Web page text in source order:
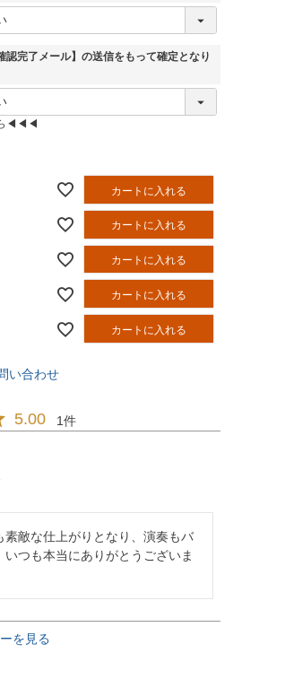
認完了メール】の送信をもって確定となり
◀◀◀
カートに入れる
カートに入れる
カートに入れる
カートに入れる
カートに入れる
い合わせ
5.00 1
素敵な仕上がりとなり、演奏もバ
いつも本当にありがとうございま
を見る